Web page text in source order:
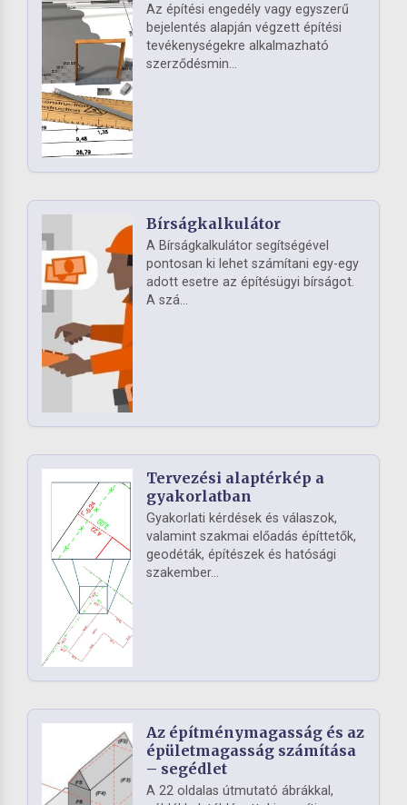
Az építési engedély vagy egyszerű
bejelentés alapján végzett építési
tevékenységekre alkalmazható
szerződésmin...
Bírságkalkulátor
A Bírságkalkulátor segítségével
pontosan ki lehet számítani egy-egy
adott esetre az építésügyi bírságot.
A szá...
Tervezési alaptérkép a
gyakorlatban
Gyakorlati kérdések és válaszok,
valamint szakmai előadás építtetők,
geodéták, építészek és hatósági
szakember...
Az építménymagasság és az
épületmagasság számítása
– segédlet
A 22 oldalas útmutató ábrákkal,